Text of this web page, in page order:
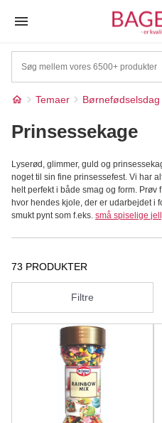
Temaer Børnefødselsdag
Prinsessekage
Lyserød, glimmer, guld og
noget til sin fine prinsessefest. Vi har
helt perfekt i både smag og form.
hvor hendes kjole, der er udarbejdet i
smukt pynt som f.eks. små spiselige
73 PRODUKTER
Filtre